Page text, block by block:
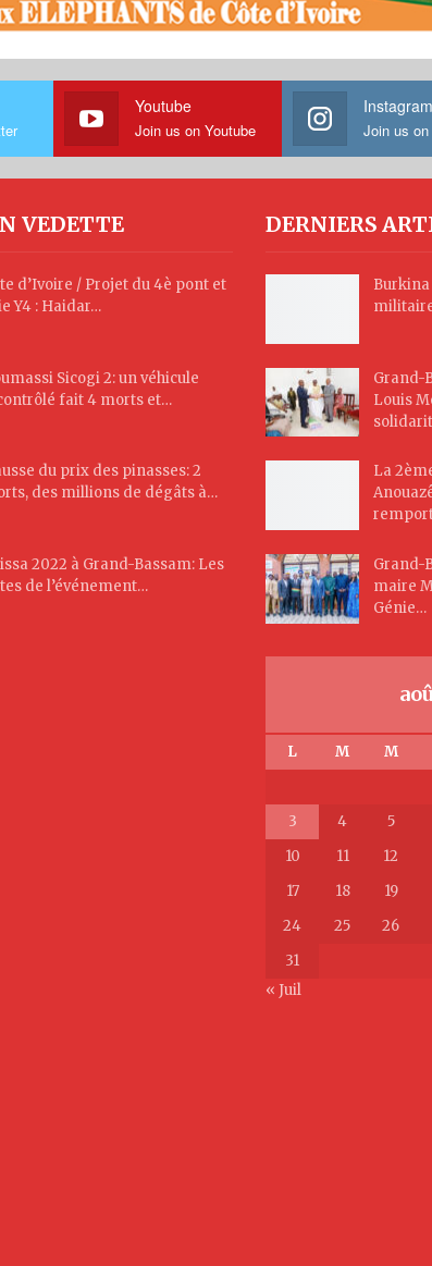
Youtube
Join us on Youtube
Instagram
Join us
VEDETTE
d’Ivoire / Projet du 4è pont et
Y4 : Haidar…
Sicogi 2: un véhicule
fait 4 morts et…
du prix des pinasses: 2
des millions de dégâts à…
2022 à Grand-Bassam: Les
de l’événement…
DERNIERS
Burkina
Grand-
Louis
La
Grand-
maire
Génie…
L M M
3
4 5
10
11 12
17
18 19
24
25 26
31
« Juil